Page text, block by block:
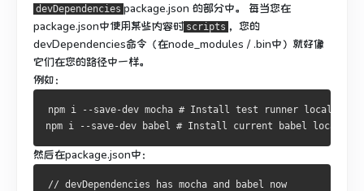
devDependencies package.json 的部分中。 每当您在
package.json中使用某些内容时 scripts ，您的
devDependencies命令（在node_modules / .bin中）就好像
它们在您的路径中一样。
例如：
npm i --save-dev mocha # Install test runner locally
npm i --save-dev babel # Install current babel locally
然后在package.json中：
// devDependencies has mocha and babel now